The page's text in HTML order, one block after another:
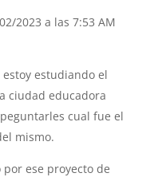
2023 a las 7:53 AM
estudiando el
ciudad educadora
cual fue el
mismo.
ese proyecto de